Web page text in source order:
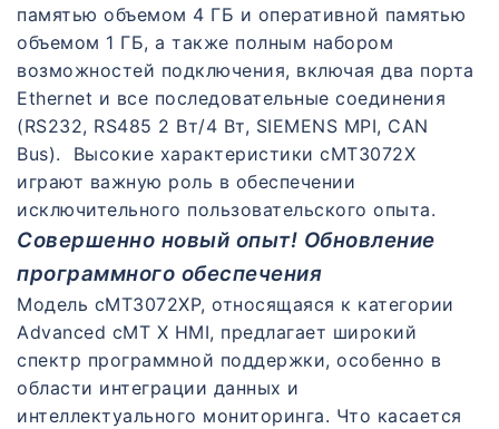
памятью объемом 4 ГБ и оперативной памятью
объемом 1 ГБ, а также полным набором
возможностей подключения, включая два порта
Ethernet и все последовательные соединения
(RS232, RS485 2 Вт/4 Вт, SIEMENS MPI, CAN
Bus). Высокие характеристики cMT3072X
играют важную роль в обеспечении
исключительного пользовательского опыта.
Совершенно новый опыт! Обновление
программного обеспечения
Модель cMT3072XP, относящаяся к категории
Advanced cMT X HMI, предлагает широкий
спектр программной поддержки, особенно в
области интеграции данных и
интеллектуального мониторинга. Что касается